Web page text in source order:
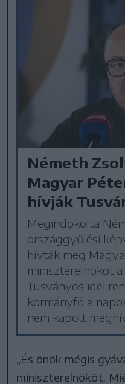
Németh
Magyar
hívják
Megindokolta
országgyűlési
hívták meg
miniszterelnököt
Tusványos idei
kormányfő a
nem kapott
„És önök mégis
miniszterelnököt.